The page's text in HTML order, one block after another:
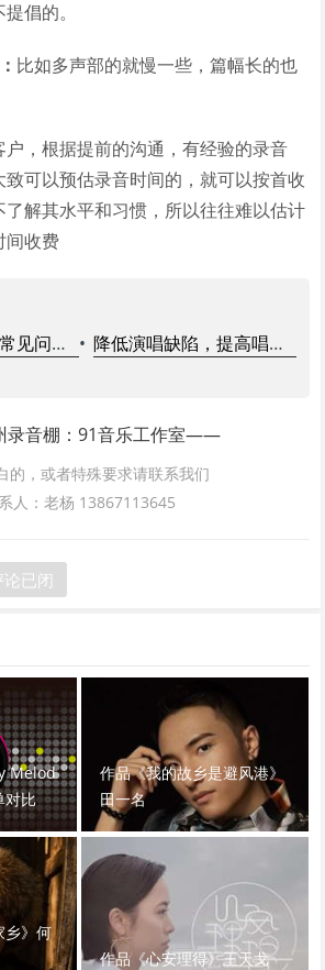
倡的。
比如多声部的就慢一些，篇幅长的也
，根据提前的沟通，有经验的录音
可以预估录音时间的，就可以按首收
解其水平和习惯，所以往往难以估计
间收费
题FAQ • 降低演唱缺陷，提高唱功的三种方法
音棚：91音乐工作室——
的，或者特殊要求请联系我们
人：老杨 13867113645
论已闭
Melod
对比
作品《我的故乡是避风港》
田一名
乡》何
作品《心安理得》王天戈